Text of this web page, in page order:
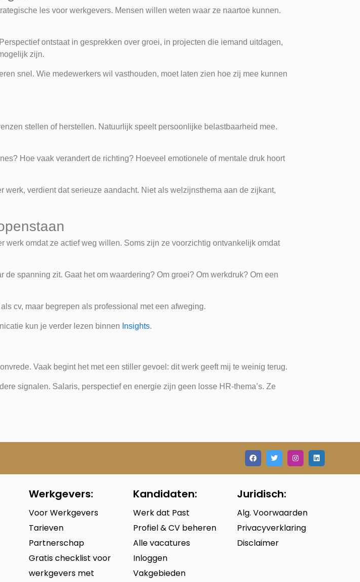
les voor werkgevers. Mensen willen weten waar ze naartoe kunnen.
ontstaat in gesprekken over groei, in projecten die iemand uitdagen,
zijn.
snel. Wie medewerkers wil vasthouden, moet laten zien hoe zij mee kunnen
stellen of herstellen. Natuurlijk speelt persoonlijke belastbaarheid mee.
Hoe vaak verandert de richting? Hoeveel emotionele of mentale druk hoort
verdient dat serieuze aandacht. Niet als welzijnsthema aan de zijkant,
omdat ze actief weg willen. Soms zijn ze voorzichtig ontvankelijk omdat
spanning zit. Gaat het om waardering? Om groei? Om werkdruk? Om een
cv, maar begrepen als professional met een afweging.
kun je verder lezen binnen Insights.
Vaak begint het met een stiller gevoel: dit werk geeft mij te weinig terug.
signalen. Salaris, perspectief en energie zijn geen losse HR-thema’s. Ze
Werkgevers:
Voor Werkgevers
Tarieven
Partnerschap
Gratis checklist voor
werkgevers met
Kandidaten:
Werk dat Past
Profiel & CV beheren
Alle vacatures
Inloggen
Vakgebieden
Juridisch:
Alg. Voorwaarden
Privacyverklaring
Disclaimer